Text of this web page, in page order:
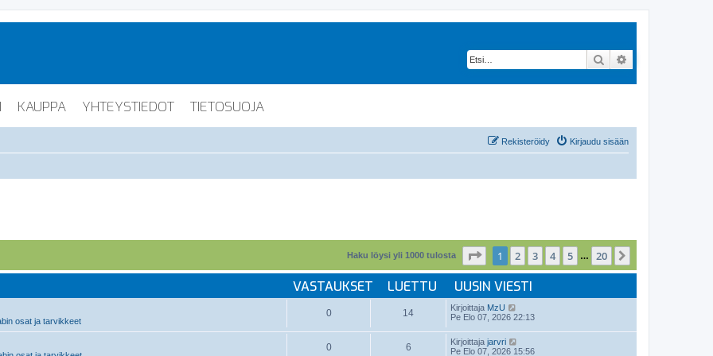
Etsi
KAUPPA YHTEYSTIEDOT TIETOSUOJA
Kirjaudu sisään
Rekisteröidy
Haku löysi yli 1000 tulosta Sivu 20
1 2 3 4 5 … 20
VASTAUKSET LUETTU UUSIN VIESTI
osat ja tarvikkeet
0 14 Kirjoittaja MzU
Pe Elo 07, 2026 22:13
0 6 Kirjoittaja jarvri
Pe Elo 07, 2026 15:56